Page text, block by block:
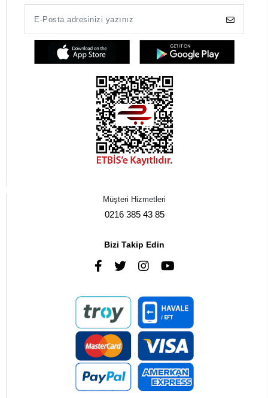
Müşteri Hizmetleri
0216 385 43 85
Bizi Takip Edin